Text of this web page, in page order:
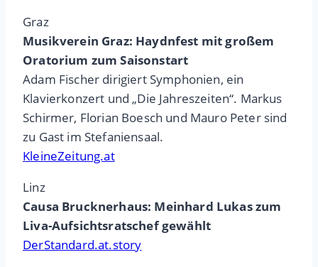
Graz
Musikverein Graz: Haydnfest mit großem
Oratorium zum Saisonstart
Adam Fischer dirigiert Symphonien, ein
Klavierkonzert und „Die Jahreszeiten“. Markus
Schirmer, Florian Boesch und Mauro Peter sind
zu Gast im Stefaniensaal.
KleineZeitung.at
Linz
Causa Brucknerhaus: Meinhard Lukas zum
Liva-Aufsichtsratschef gewählt
DerStandard.at.story